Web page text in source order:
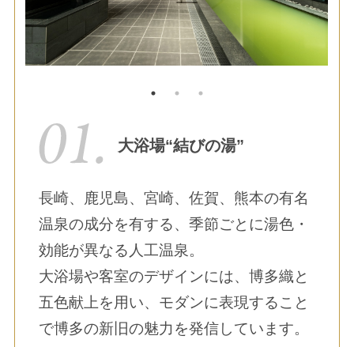
大浴場“結びの湯”
長崎、鹿児島、宮崎、佐賀、熊本の有名
温泉の成分を有する、季節ごとに湯色・
効能が異なる人工温泉。
大浴場や客室のデザインには、博多織と
五色献上を用い、モダンに表現すること
で博多の新旧の魅力を発信しています。